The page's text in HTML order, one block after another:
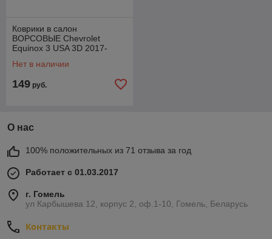
Коврики в салон
ВОРСОВЫЕ Chevrolet
Equinox 3 USA 3D 2017-
Шевроле Эквинокс
Нет в наличии
149 руб.
О нас
100% положительных из 71 отзыва за год
Работает с 01.03.2017
г. Гомель
ул Карбышева 12, корпус 2, оф.1-10, Гомель, Беларусь
Контакты